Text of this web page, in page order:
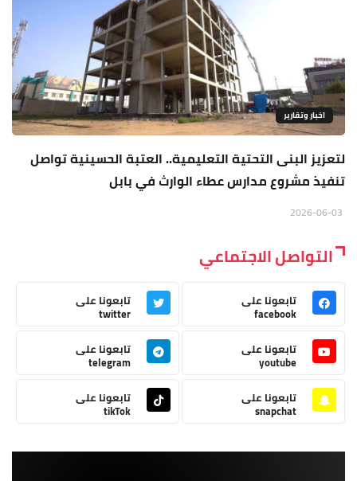
اخبار وتقارير
لتعزيز البنى التحتية التعليمية.. العتبة الحسينية تواصل
تنفيذ مشروع مدارس عطاء الوارث في بابل
التواصل الاجتماعي
تابعونا على
facebook
تابعونا على
twitter
تابعونا على
youtube
تابعونا على
telegram
تابعونا على
snapchat
تابعونا على
tikTok